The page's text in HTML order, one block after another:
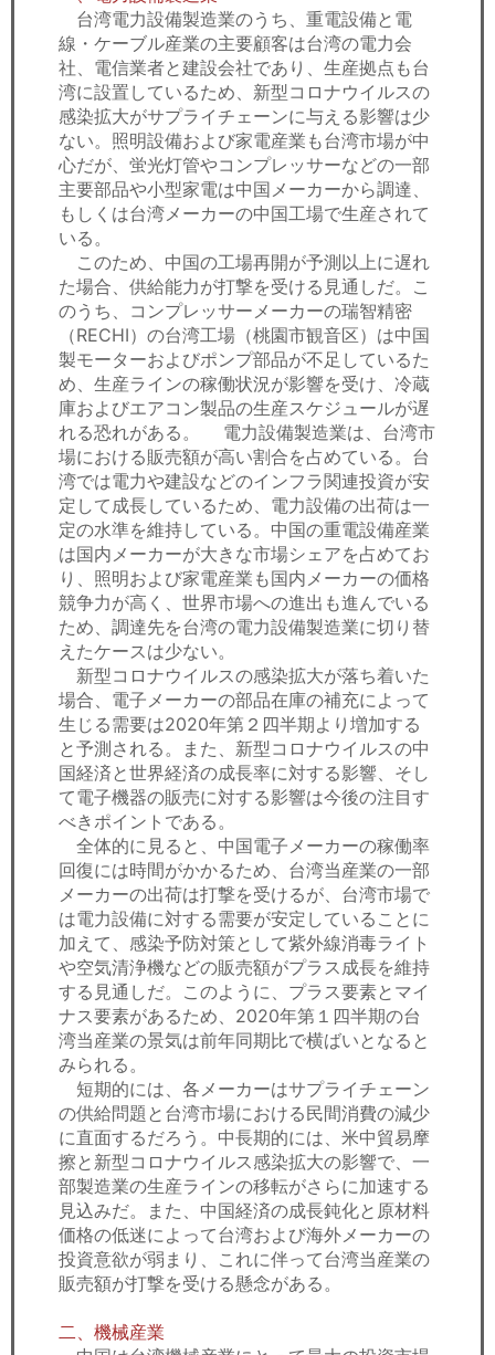
飲食店情報
台湾電力設備製造業のうち、重電設備と電
線・ケーブル産業の主要顧客は台湾の電力会
社、電信業者と建設会社であり、生産拠点も台
湾に設置しているため、新型コロナウイルスの
感染拡大がサプライチェーンに与える影響は少
ない。照明設備および家電産業も台湾市場が中
心だが、蛍光灯管やコンプレッサーなどの一部
主要部品や小型家電は中国メーカーから調達、
もしくは台湾メーカーの中国工場で生産されて
いる。
このため、中国の工場再開が予測以上に遅れ
た場合、供給能力が打撃を受ける見通しだ。こ
のうち、コンプレッサーメーカーの瑞智精密
（RECHI）の台湾工場（桃園市観音区）は中国
製モーターおよびポンプ部品が不足しているた
め、生産ラインの稼働状況が影響を受け、冷蔵
庫およびエアコン製品の生産スケジュールが遅
れる恐れがある。 電力設備製造業は、台湾市
場における販売額が高い割合を占めている。台
湾では電力や建設などのインフラ関連投資が安
定して成長しているため、電力設備の出荷は一
定の水準を維持している。中国の重電設備産業
は国内メーカーが大きな市場シェアを占めてお
り、照明および家電産業も国内メーカーの価格
競争力が高く、世界市場への進出も進んでいる
ため、調達先を台湾の電力設備製造業に切り替
えたケースは少ない。
新型コロナウイルスの感染拡大が落ち着いた
場合、電子メーカーの部品在庫の補充によって
生じる需要は2020年第２四半期より増加する
と予測される。また、新型コロナウイルスの中
国経済と世界経済の成長率に対する影響、そし
て電子機器の販売に対する影響は今後の注目す
べきポイントである。
全体的に見ると、中国電子メーカーの稼働率
回復には時間がかかるため、台湾当産業の一部
メーカーの出荷は打撃を受けるが、台湾市場で
は電力設備に対する需要が安定していることに
加えて、感染予防対策として紫外線消毒ライト
や空気清浄機などの販売額がプラス成長を維持
する見通しだ。このように、プラス要素とマイ
ナス要素があるため、2020年第１四半期の台
湾当産業の景気は前年同期比で横ばいとなると
みられる。
短期的には、各メーカーはサプライチェーン
の供給問題と台湾市場における民間消費の減少
に直面するだろう。中長期的には、米中貿易摩
擦と新型コロナウイルス感染拡大の影響で、一
部製造業の生産ラインの移転がさらに加速する
見込みだ。また、中国経済の成長鈍化と原材料
価格の低迷によって台湾および海外メーカーの
投資意欲が弱まり、これに伴って台湾当産業の
販売額が打撃を受ける懸念がある。
二、機械産業